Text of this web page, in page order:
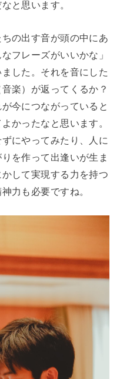
と思います。
の出す音が頭の中にあ
フレーズがいいかな」
した。それを音にした
楽）が返ってくるか？
今につながっていると
かったなと思います。
にやってみたり、人に
を作って出逢いが生ま
して実現する力を持つ
力も必要ですね。